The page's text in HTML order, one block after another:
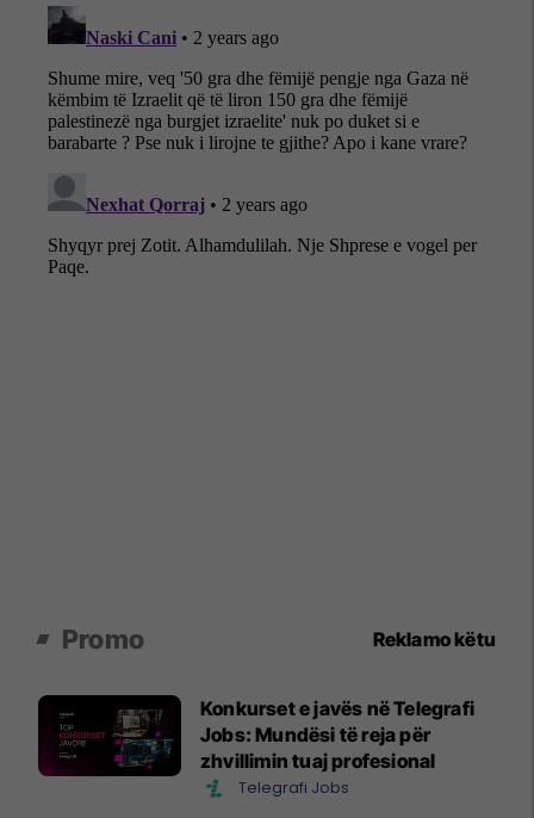
Promo Reklamo këtu
Konkurset e javës në Telegrafi
Jobs: Mundësi të reja për
zhvillimin tuaj profesional
Telegrafi Jobs